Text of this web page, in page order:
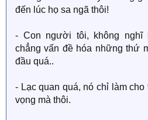
đến lúc họ sa ngã thôi!
- Con người tôi, không nghĩ
chẳng vấn đề hóa những thứ
đầu quá..
- Lạc quan quá, nó chỉ làm
vọng mà thôi.